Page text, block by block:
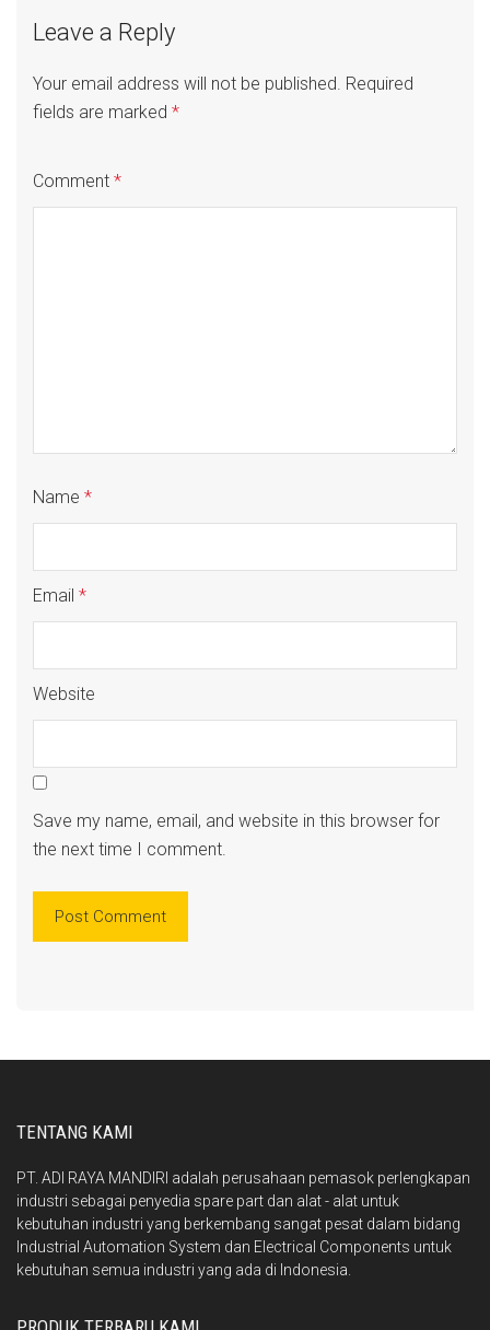
Leave a Reply
Your email address will not be published. Required
fields are marked *
Comment *
Name *
Email *
Website
Save my name, email, and website in this browser for
the next time I comment.
TENTANG KAMI
PT. ADI RAYA MANDIRI adalah perusahaan pemasok perlengkapan
industri sebagai penyedia spare part dan alat - alat untuk
kebutuhan industri yang berkembang sangat pesat dalam bidang
Industrial Automation System dan Electrical Components untuk
kebutuhan semua industri yang ada di Indonesia.